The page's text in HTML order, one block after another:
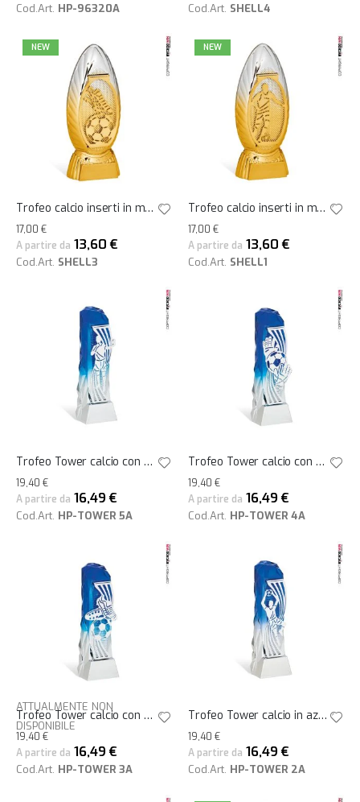
Cod.Art. HP-96320A Cod.Art. SHELL4
NEW
Trofeo calcio inserti in metallo scarpa h23
17,00 €
A partire da 13,60 €
Cod.Art. SHELL3
NEW
Trofeo calcio inserti in metallo in corsa h23
17,00 €
A partire da 13,60 €
Cod.Art. SHELL1
Trofeo Tower calcio con arbitro che fischia 23h
19,40 €
A partire da 16,49 €
Cod.Art. HP-TOWER 5A
Trofeo Tower calcio con guantoni portiere e pallone 23h
19,40 €
A partire da 16,49 €
Cod.Art. HP-TOWER 4A
ATTUALMENTE NON
DISPONIBILE
Trofeo Tower calcio con scarpe e pallone 23h
19,40 €
A partire da 16,49 €
Cod.Art. HP-TOWER 3A
Trofeo Tower calcio in azione parata 23h
19,40 €
A partire da 16,49 €
Cod.Art. HP-TOWER 2A